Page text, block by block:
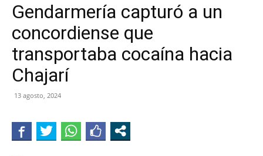
Gendarmería capturó a un
concordiense que
transportaba cocaína hacia
Chajarí
13 agosto, 2024